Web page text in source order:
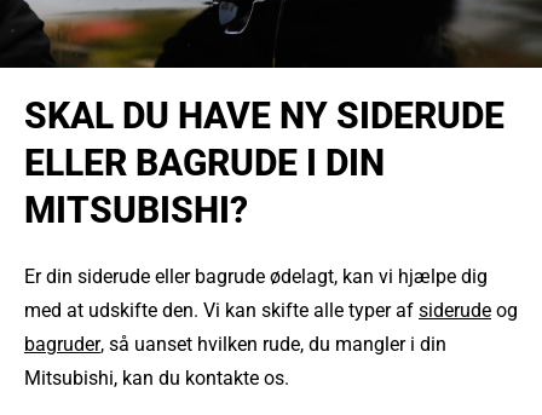
SKAL DU HAVE NY SIDERUDE
ELLER BAGRUDE I DIN
MITSUBISHI?
Er din siderude eller bagrude ødelagt, kan vi hjælpe dig
med at udskifte den. Vi kan skifte alle typer af siderude og
bagruder, så uanset hvilken rude, du mangler i din
Mitsubishi, kan du kontakte os.